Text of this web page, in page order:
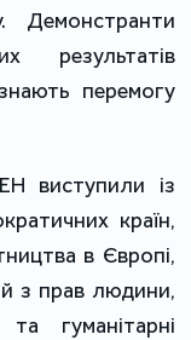
Демонстранти
результатів
перемогу
виступили із
країн,
в Європі,
з прав людини,
гуманітарні